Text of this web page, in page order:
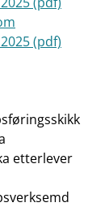
(pdf)
etterlever